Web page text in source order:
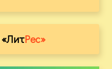
«ЛитРес»